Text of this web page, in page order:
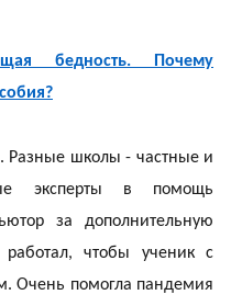
бедность. Почему
Разные школы - частные и
эксперты в помощь
за дополнительную
чтобы ученик с
Очень помогла пандемия